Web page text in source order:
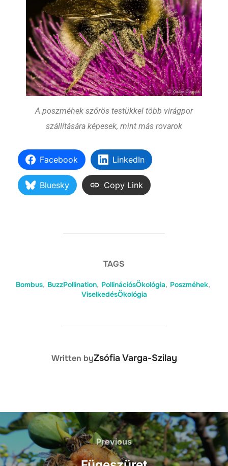
A poszméhek szőrös testükkel több virágpor
szállítására képesek, mint más rovarok
Facebook LinkedIn
Bluesky Copy Link
TAGS
Bombus, BuzzPollination, PollinációsÖkológia, Poszméhek,
ViselkedésÖkológia
POST AUTHOR
Written byZsófia Varga-Szilay
Previous